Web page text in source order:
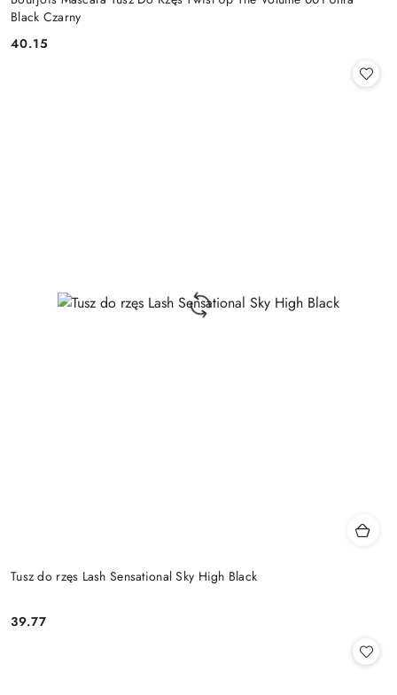
Black Czarny
Cena:
40.15
Tusz do rzęs Lash Sensational Sky High Black
Cena:
39.77